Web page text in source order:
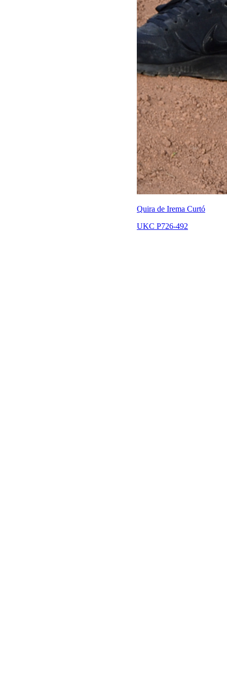
Quira de Irema Curtó
UKC P726-492